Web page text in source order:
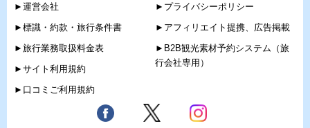
►運営会社
►標識・約款・旅行条件書
►旅行業務取扱料金表
►サイト利用規約
►口コミご利用規約
►プライバシーポリシー
►アフィリエイト提携、広告掲載
►B2B観光素材予約システム（旅
行会社専用）